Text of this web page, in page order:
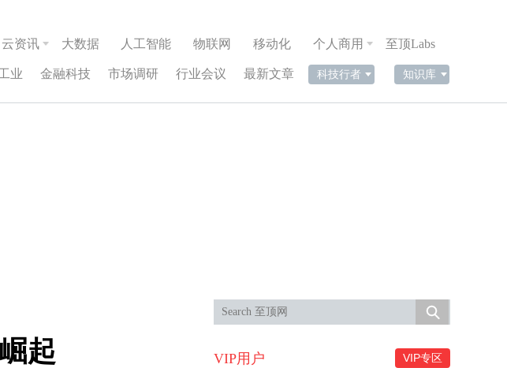
云资讯 大数据 人工智能 物联网 移动化 个人商用 至顶Labs
业 金融科技 市场调研 行业会议 最新文章 科技行者 知识库
起 VIP专区
VIP用户